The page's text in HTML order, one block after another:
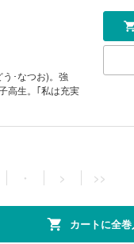
･なつお)。強
高生。｢私は充実
・ > >>
カートに全